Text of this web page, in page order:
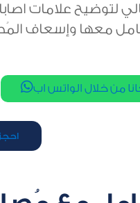
لتوضيح علامات
معها
من خلال الواتس اب